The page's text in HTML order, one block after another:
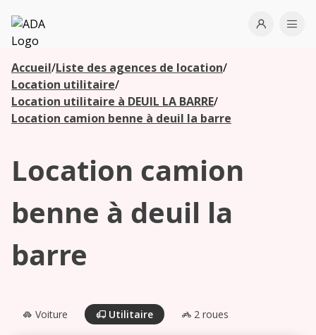
ADA
Open
Accueil/Liste des agences de location/
Location utilitaire/
Location utilitaire à DEUIL LA BARRE/
Location camion benne à deuil la barre
Location camion
benne à deuil la
barre
Voiture Utilitaire 2 roues
Les
agences à
proximité
Commencez
votre
recherche
pour voir les
proximité